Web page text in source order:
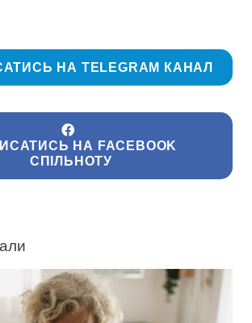
НА TELEGRAM КАНАЛ
НА FACEBOOK
СПІЛЬНОТУ